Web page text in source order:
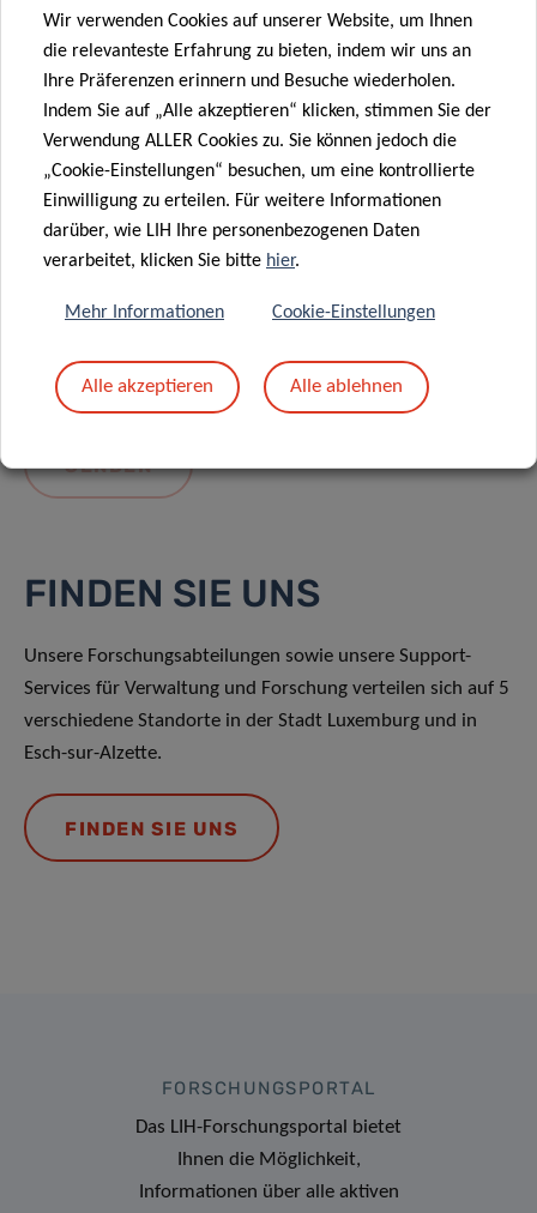
Mit dem Absenden Ihrer Nachricht erklären Sie
Datenschutzrichtlinie.
FINDEN SIE UNS
Unsere Forschungsabteilungen sowie unsere Support-
Services für Verwaltung und Forschung verteilen sich auf 5
verschiedene Standorte in der Stadt Luxemburg und in
Esch-sur-Alzette.
FINDEN SIE UNS
FORSCHUNGSPORTAL
Das LIH-Forschungsportal bietet
Ihnen die Möglichkeit,
Informationen über alle aktiven
Wir verwenden Cookies auf unserer Website, um Ihnen
die relevanteste Erfahrung zu bieten, indem wir uns an
Ihre Präferenzen erinnern und Besuche wiederholen.
Indem Sie auf „Alle akzeptieren“ klicken, stimmen Sie der
Verwendung ALLER Cookies zu. Sie können jedoch die
„Cookie-Einstellungen“ besuchen, um eine kontrollierte
Einwilligung zu erteilen. Für weitere Informationen
darüber, wie LIH Ihre personenbezogenen Daten
verarbeitet, klicken Sie bitte hier.
Mehr Informationen Cookie-Einstellungen
Alle akzeptieren Alle ablehnen